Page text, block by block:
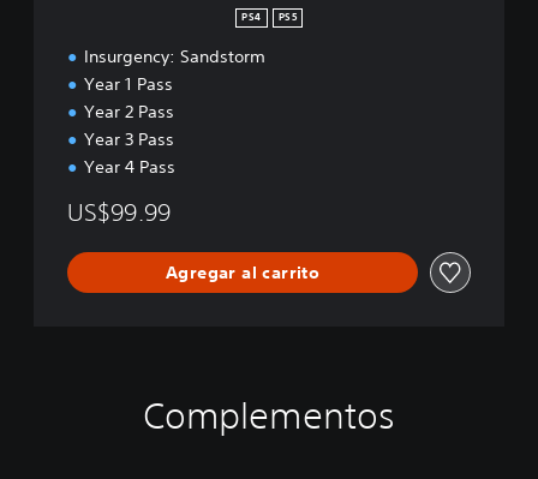
PS4 PS5
Insurgency: Sandstorm
Year 1 Pass
Year 2 Pass
Year 3 Pass
Year 4 Pass
US$99.99
Agregar al carrito
Complementos